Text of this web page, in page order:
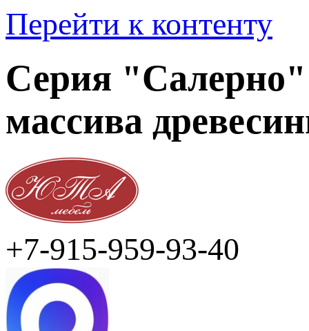
Перейти к контенту
Серия
массива
+7-915-959-93-40